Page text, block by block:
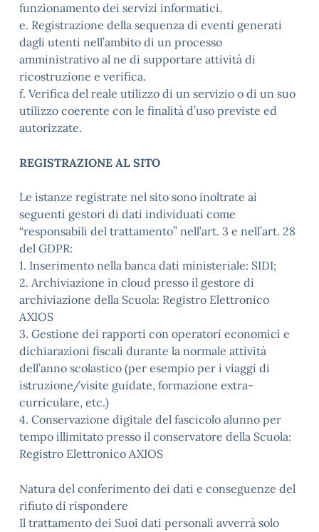
funzionamento dei servizi informatici.
e. Registrazione della sequenza di eventi generati
dagli utenti nell’ambito di un processo
amministrativo al ne di supportare attività di
ricostruzione e verifica.
f. Verifica del reale utilizzo di un servizio o di un suo
utilizzo coerente con le finalità d’uso previste ed
autorizzate.
REGISTRAZIONE AL SITO
Le istanze registrate nel sito sono inoltrate ai
seguenti gestori di dati individuati come
“responsabili del trattamento” nell’art. 3 e nell’art. 28
del GDPR:
1. Inserimento nella banca dati ministeriale: SIDI;
2. Archiviazione in cloud presso il gestore di
archiviazione della Scuola: Registro Elettronico
AXIOS
3. Gestione dei rapporti con operatori economici e
dichiarazioni fiscali durante la normale attività
dell’anno scolastico (per esempio per i viaggi di
istruzione/visite guidate, formazione extra-
curriculare, etc.)
4. Conservazione digitale del fascicolo alunno per
tempo illimitato presso il conservatore della Scuola:
Registro Elettronico AXIOS
Natura del conferimento dei dati e conseguenze del
rifiuto di rispondere
Il trattamento dei Suoi dati personali avverrà solo